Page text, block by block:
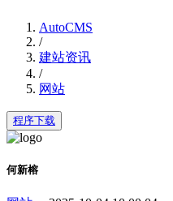
AutoCMS
/
建站资讯
/
网站
程序下载
何新榕